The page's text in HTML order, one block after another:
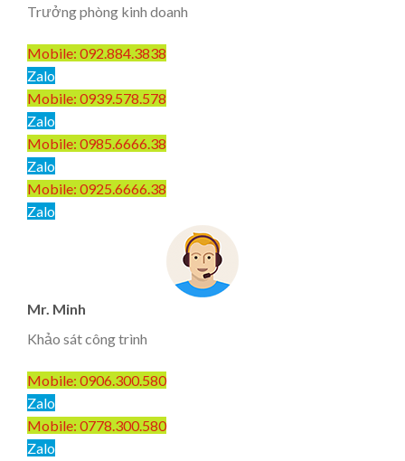
Trưởng phòng kinh doanh
Mobile: 092.884.3838
Zalo
Mobile: 0939.578.578
Zalo
Mobile: 0985.6666.38
Zalo
Mobile: 0925.6666.38
Zalo
Mr. Minh
Khảo sát công trình
Mobile: 0906.300.580
Zalo
Mobile: 0778.300.580
Zalo